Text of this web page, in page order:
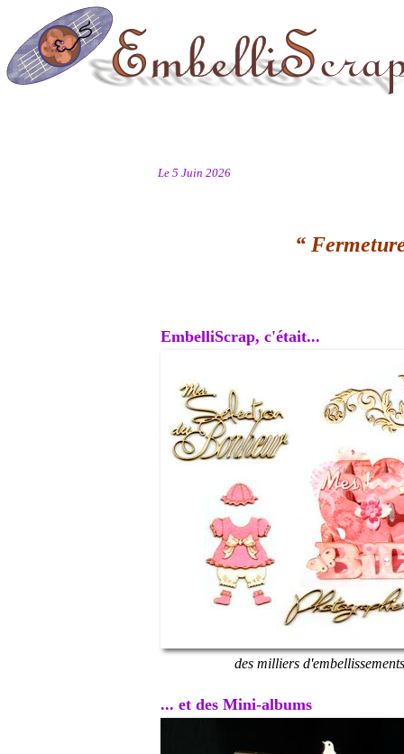
Le 5 Juin 2026
“
EmbelliScrap, c'était...
des milliers
... et des Mini-albums